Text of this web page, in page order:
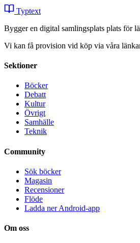
Typtext
Bygger en digital samlingsplats plats för
Vi kan få provision vid köp via våra
Sektioner
Böcker
Debatt
Kultur
Övrigt
Samhälle
Teknik
Community
Sök böcker
Magasin
Recensioner
Flöde
Ladda ner Android-app
Om oss